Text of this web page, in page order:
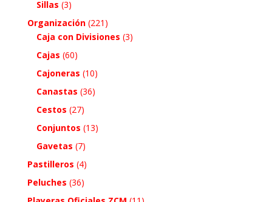
Sillas (3)
Organización (221)
Caja con Divisiones (3)
Cajas (60)
Cajoneras (10)
Canastas (36)
Cestos (27)
Conjuntos (13)
Gavetas (7)
Pastilleros (4)
Peluches (36)